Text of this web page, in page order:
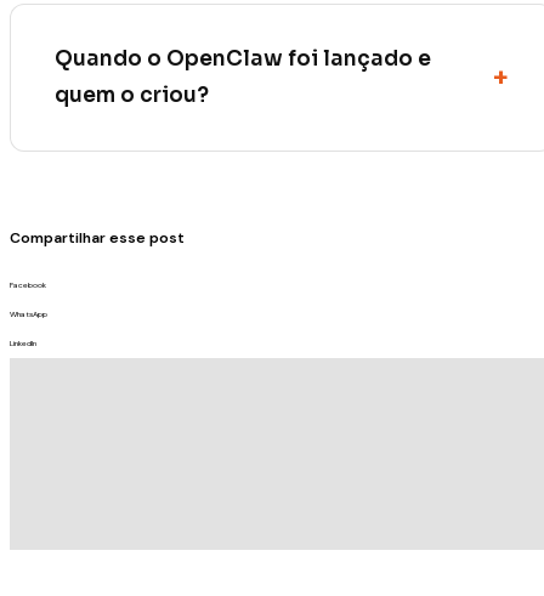
Quando o OpenClaw foi lançado e
quem o criou?
Compartilhar esse post
Facebook
WhatsApp
LinkedIn